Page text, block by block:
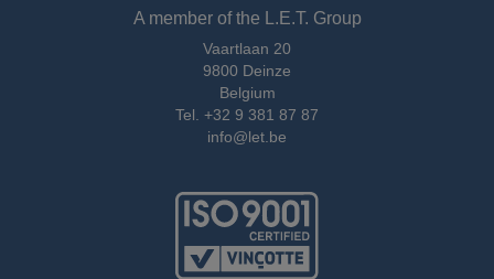
A member of the L.E.T. Group
Vaartlaan 20
9800 Deinze
Belgium
Tel. +32 9 381 87 87
info@let.be